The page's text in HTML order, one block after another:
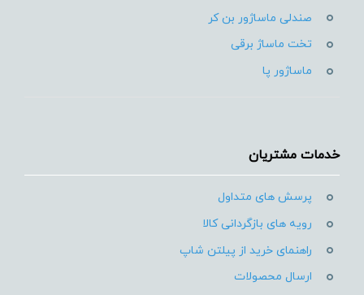
صندلی ماساژور بن کر
تخت ماساژ برقی
ماساژور پا
خدمات مشتریان
پرسش های متداول
رویه های بازگردانی کالا
راهنمای خرید از پیلتن شاپ
ارسال محصولات